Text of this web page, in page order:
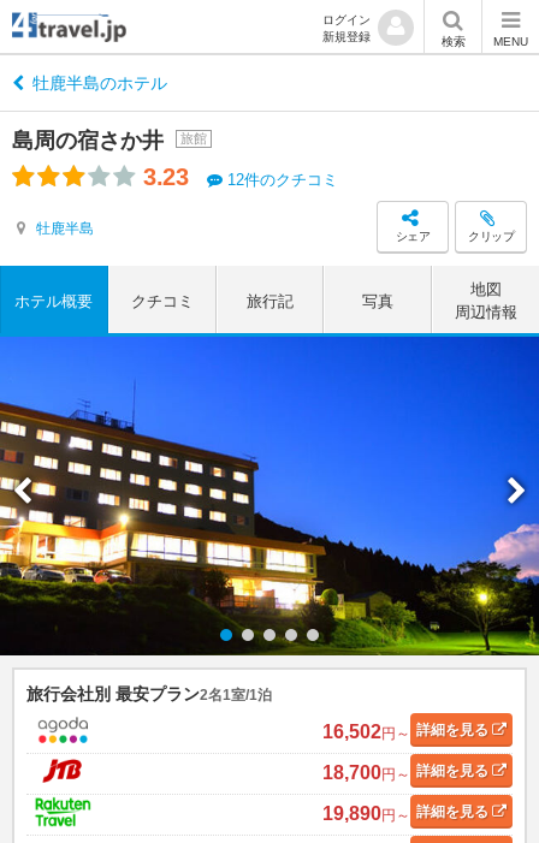
ログイン
新規登録
検索 MENU
牡鹿半島のホテル
島周の宿さか井 旅館
3.23 12件のクチコミ
牡鹿半島 シェア クリップ
ホテル概要 クチコミ 旅行記 写真
地図
周辺情報
旅行会社別 最安プラン2名1室/1泊
16,502円～ 詳細を見る
18,700円～ 詳細を見る
19,890円～ 詳細を見る